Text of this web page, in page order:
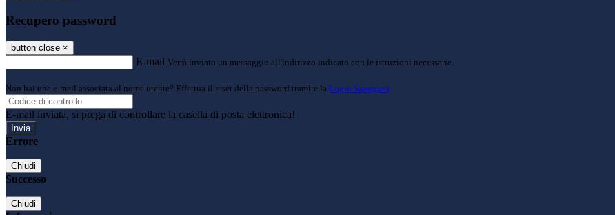
Recupero password
button close ×
E-mail Verrà inviato un messaggio all'indirizzo indicato con le istruzioni necessarie.
Non hai una e-mail associata al nome utente? Effettua il reset della password tramite la Login Spaggiari
E-mail inviata, si prega di controllare la casella di posta elettronica!
Errore
Chiudi
Successo
Chiudi